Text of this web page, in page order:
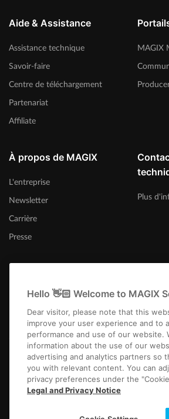
Aide & Assistance
Assistance technique
Savoir-faire
Centre de téléchargement
Partenariat
Affiliate
MAGIX
À propos de MAGIX
L'entreprise
Newsletter
Carrière
Presse
Plus
France
Infos légalesCGVConditions du jeu-concours
Paramètres de cookiesEULAPaiement /
Hello 👋🏻 Welcome to MAGIX
Dear visitor, please note that this
improve your user experience and to
performance and use of our website.
information about the use of our
advertising and analytics partners so
you with relevant content. You can
privacy preferences under the
Legal and Privacy Notice